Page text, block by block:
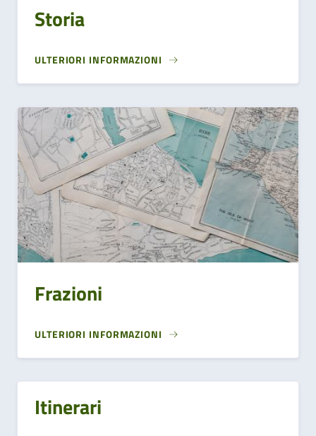
Storia
ULTERIORI INFORMAZIONI
Frazioni
ULTERIORI INFORMAZIONI
Itinerari